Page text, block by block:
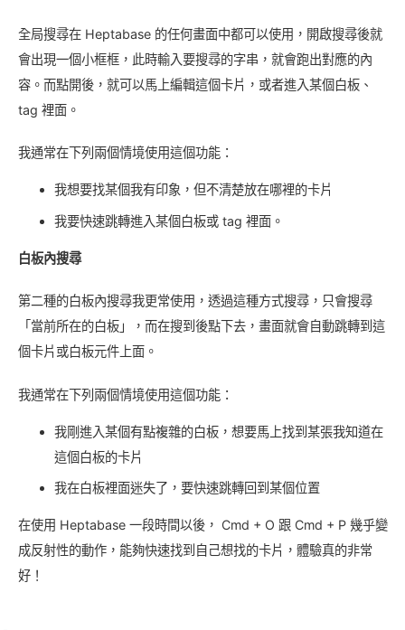
全局搜尋在 Heptabase 的任何畫面中都可以使用，開啟搜尋後就
會出現一個小框框，此時輸入要搜尋的字串，就會跑出對應的內
容。而點開後，就可以馬上編輯這個卡片，或者進入某個白板、
tag 裡面。
我通常在下列兩個情境使用這個功能：
我想要找某個我有印象，但不清楚放在哪裡的卡片
我要快速跳轉進入某個白板或 tag 裡面。
白板內搜尋
第二種的白板內搜尋我更常使用，透過這種方式搜尋，只會搜尋
「當前所在的白板」，而在搜到後點下去，畫面就會自動跳轉到這
個卡片或白板元件上面。
我通常在下列兩個情境使用這個功能：
我剛進入某個有點複雜的白板，想要馬上找到某張我知道在
這個白板的卡片
我在白板裡面迷失了，要快速跳轉回到某個位置
在使用 Heptabase 一段時間以後， Cmd + O 跟 Cmd + P 幾乎變
成反射性的動作，能夠快速找到自己想找的卡片，體驗真的非常
好！